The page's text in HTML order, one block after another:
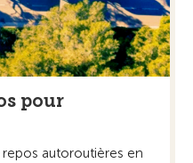
pour
autoroutières en